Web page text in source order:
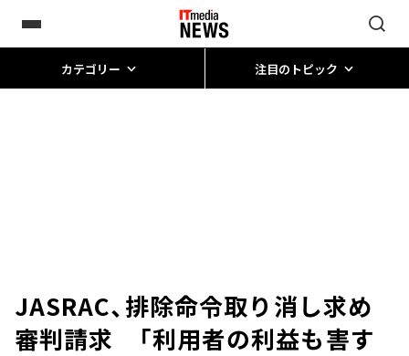
カテゴリー 注目のトピック
JASRAC、排除命令取り消し求め
審判請求 「利用者の利益も害す